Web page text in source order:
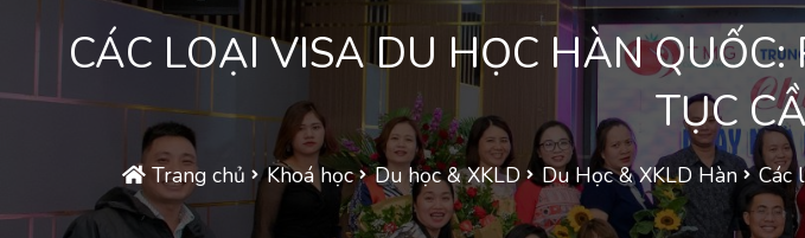
CÁC LOẠI VISA DU HỌC HÀN
TỤC
Trang chủ Khoá học Du học & XKLD Du Học & XKLD Hàn Các